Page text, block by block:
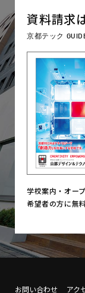
資料請求
京都テック
学校案内・オー
希望者の方に無
お問い合わせ アク